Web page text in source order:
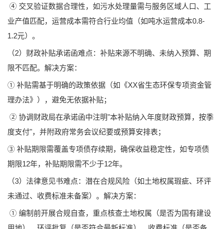
④ 交叉验证数据合理性，如污水处理量需与服务区域人口、工
业产值匹配，运营成本需符合行业均值（如吨水运营成本0.8-
1.2元）。
（2）财政补贴承诺函难点：补贴来源不明确、未纳入预算、期
限不匹配。解决方案：
① 补贴需基于明确的政策依据（如《XX省生态环保专项资金管
理办法》），避免无依据补贴；
② 协调财政局在承诺函中注明"本补贴纳入年度财政预算，按季
度支付"，并附政府常务会议纪要或预算安排表；
③ 补贴期限需覆盖专项债存续期，确保收益稳定性，如专项债
期限12年，补贴期限需不少于12年。
（3）法律意见书难点：潜在合规风险（如土地权属瑕疵、环评
未通过、收费标准未备案）。解决方案：
① 编制前开展合规自查，重点核查土地权属（是否为国有建设